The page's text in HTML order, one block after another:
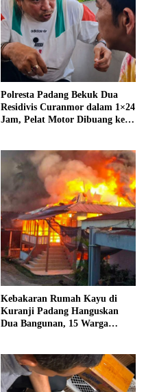
Polresta Padang Bekuk Dua
Residivis Curanmor dalam 1×24
Jam, Pelat Motor Dibuang ke
Kebakaran Rumah Kayu di
Kuranji Padang Hanguskan
Dua Bangunan, 15 Warga